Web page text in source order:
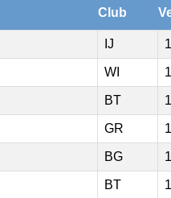
Club
IJ
WI
BT
GR
BG
BT